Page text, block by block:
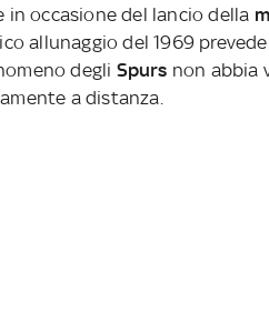
in occasione del lancio della
allunaggio del 1969
degli Spurs non abbia
a distanza.